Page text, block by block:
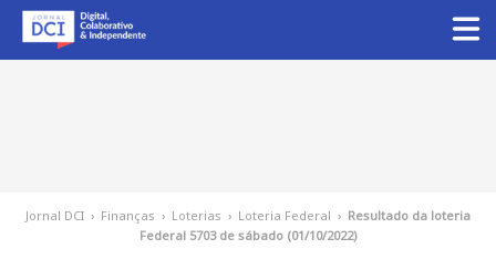
Jornal DCI › Finanças › Loterias › Loteria Federal › Resultado da loteria
Federal 5703 de sábado (01/10/2022)